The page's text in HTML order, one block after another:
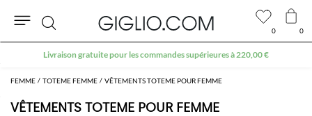
FEMME TOTEME FEMME VÊTEMENTS TOTEME POUR FEMME
VÊTEMENTS TOTEME POUR FEMME
0 0
Rechercher
10 % extra sur l'espace Outlet